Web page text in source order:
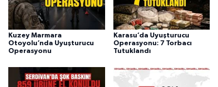
Kuzey Marmara
Otoyolu’nda Uyuşturucu
Operasyonu
Karasu’da Uyuşturucu
Operasyonu: 7 Torbacı
Tutuklandı